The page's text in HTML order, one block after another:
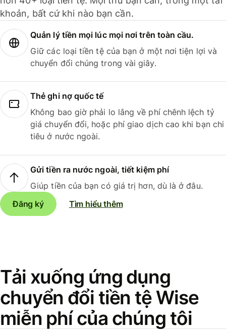
khoản, bất cứ khi nào bạn cần.
Quản lý tiền mọi lúc mọi nơi trên toàn cầu.
Giữ các loại tiền tệ của bạn ở một nơi tiện lợi và
chuyển đổi chúng trong vài giây.
Thẻ ghi nợ quốc tế
Không bao giờ phải lo lắng về phí chênh lệch tỷ
giá chuyển đổi, hoặc phí giao dịch cao khi bạn chi
tiêu ở nước ngoài.
Gửi tiền ra nước ngoài, tiết kiệm phí
Giúp tiền của bạn có giá trị hơn, dù là ở đâu.
Đăng ký
Tìm hiểu thêm
Tải xuống ứng dụng
chuyển đổi tiền tệ Wise
miễn phí của chúng tôi